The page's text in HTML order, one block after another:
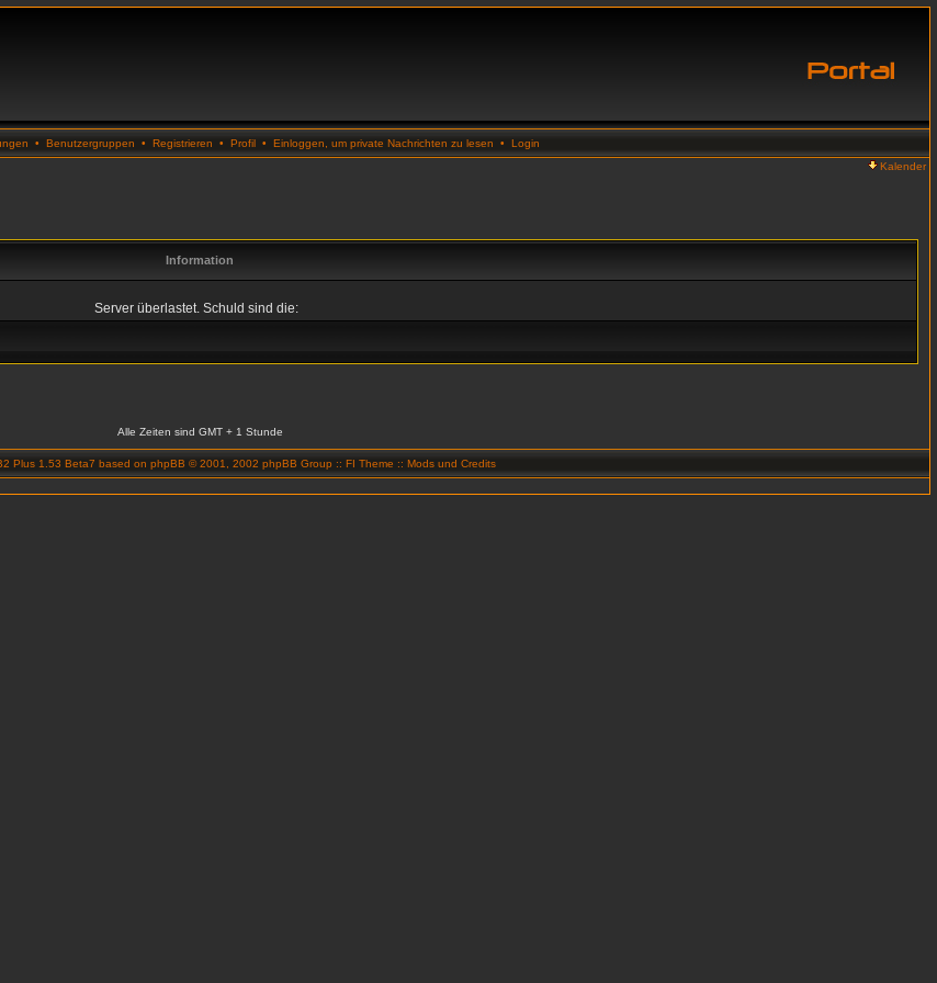
• Benutzergruppen • Registrieren • Profil • Einloggen, um private Nachrichten zu lesen • Login
Kalender
Information
Server überlastet. Schuld sind die:
Alle Zeiten sind GMT + 1 Stunde
Plus 1.53 Beta7 based on phpBB © 2001, 2002 phpBB Group :: FI Theme :: Mods und Credits